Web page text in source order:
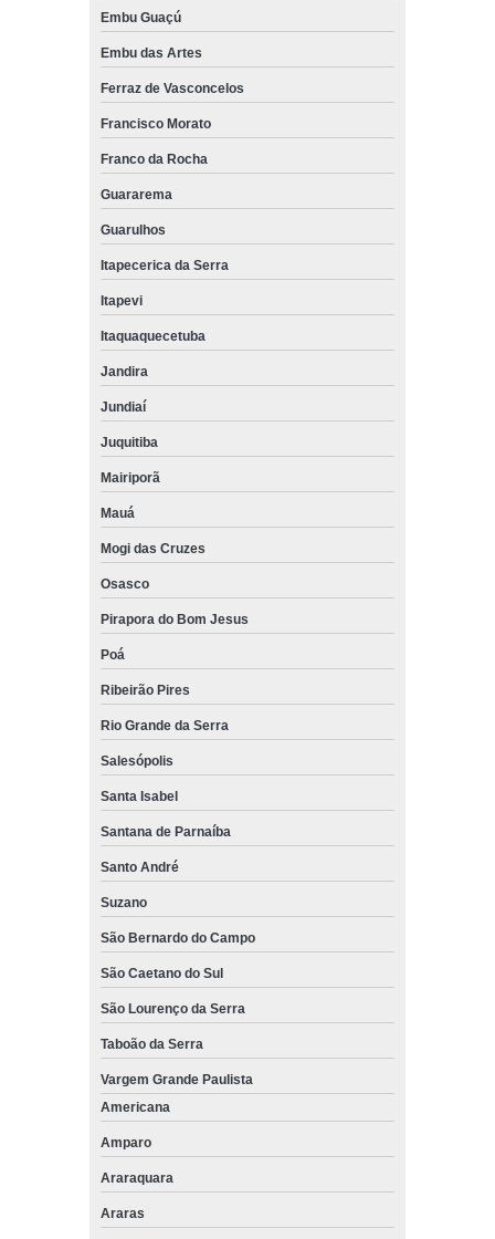
Embu Guaçú
Embu das Artes
Ferraz de Vasconcelos
Francisco Morato
Franco da Rocha
Guararema
Guarulhos
Itapecerica da Serra
Itapevi
Itaquaquecetuba
Jandira
Jundiaí
Juquitiba
Mairiporã
Mauá
Mogi das Cruzes
Osasco
Pirapora do Bom Jesus
Poá
Ribeirão Pires
Rio Grande da Serra
Salesópolis
Santa Isabel
Santana de Parnaíba
Santo André
Suzano
São Bernardo do Campo
São Caetano do Sul
São Lourenço da Serra
Taboão da Serra
Vargem Grande Paulista
Americana
Amparo
Araraquara
Araras